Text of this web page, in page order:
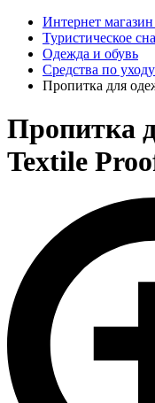
Интернет
Туристическое
Одежда и обувь
Средства по уходу
Пропитка для
Пропитка
Textile